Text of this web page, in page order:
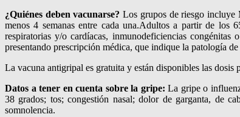
¿Quiénes deben vacunarse? Los grupos de riesgo incluye
menos 4 semanas entre cada una.Adultos a partir de los
respiratorias y/o cardíacas, inmunodeficiencias
presentando prescripción médica, que indique la patología
La vacuna antigripal es gratuita y están disponibles las
Datos a tener en cuenta sobre la gripe: La gripe o
38 grados; tos; congestión nasal; dolor de garganta, de
somnolencia.